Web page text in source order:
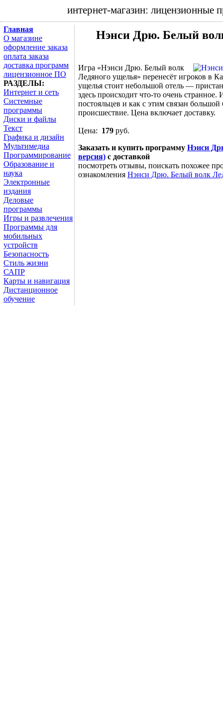
интернет-магазин:
Главная
О магазине
оформление заказа
оплата заказа
доставка программ
лицензионное ПО
РАЗДЕЛЫ:
Интернет и сеть
Системные
программы
Диски и файлы
Текст
Графика и дизайн
Мультимедиа
Программирование
Образование и
наука
Электронные
издания
Деловые
программы
Игры и развлечения
Программы для
мобильных
устройств
Безопасность
Стиль жизни
САПР
Карты и навигация
Дистанционное
обучение
Нэнси Дрю. Белый
Игра «Нэнси Дрю. Белый волк
Ледяного ущелья» перенесёт игроков в
ущелья стоит небольшой отель —
здесь происходит что-то очень
постояльцев и как с этим связан
происшествие. Цена включает доставку.
Цена: 179 руб.
Заказать и купить программу Нэнси
версия) с доставкой
посмотреть отзывы, поискать похожее
ознакомления Нэнси Дрю. Белый волк